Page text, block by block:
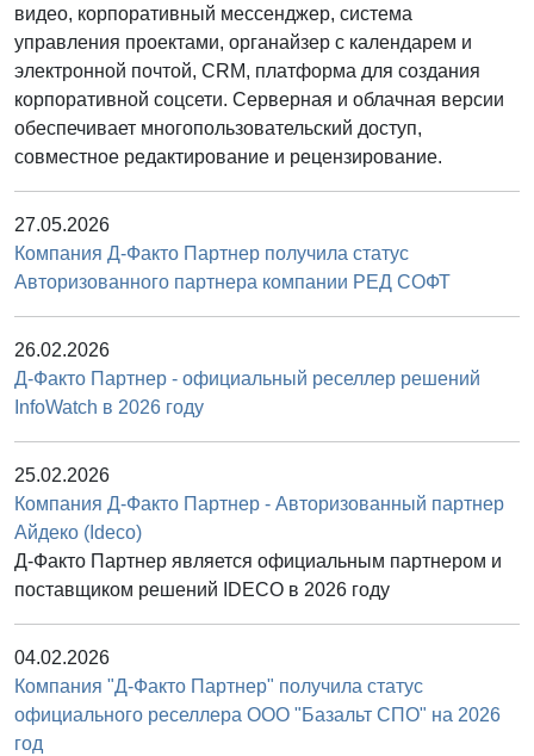
видео, корпоративный мессенджер, система
управления проектами, органайзер с календарем и
электронной почтой, CRM, платформа для создания
корпоративной соцсети. Серверная и облачная версии
обеспечивает многопользовательский доступ,
совместное редактирование и рецензирование.
27.05.2026
Компания Д-Факто Партнер получила статус
Авторизованного партнера компании РЕД СОФТ
26.02.2026
Д-Факто Партнер - официальный реселлер решений
InfoWatch в 2026 году
25.02.2026
Компания Д-Факто Партнер - Авторизованный партнер
Айдеко (Ideco)
Д-Факто Партнер является официальным партнером и
поставщиком решений IDECO в 2026 году
04.02.2026
Компания "Д-Факто Партнер" получила статус
официального реселлера ООО "Базальт СПО" на 2026
год